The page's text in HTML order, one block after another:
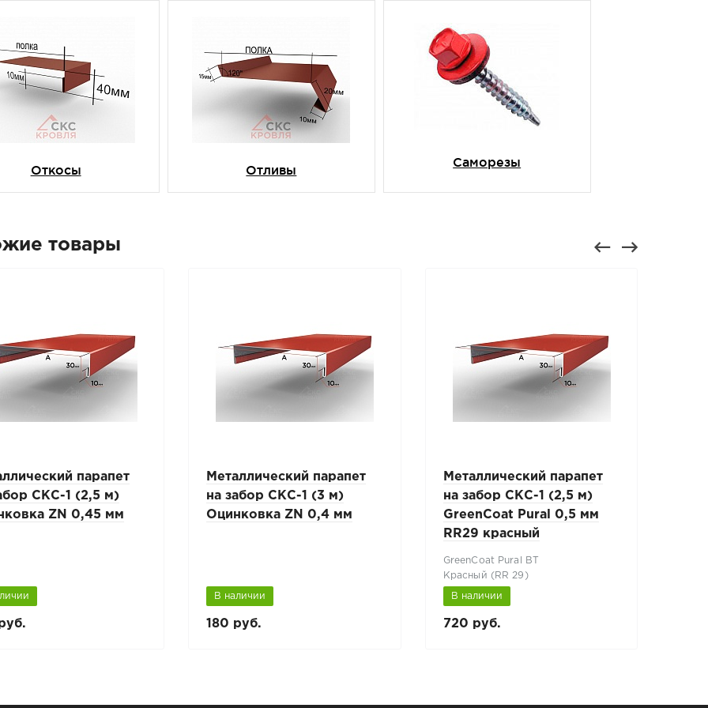
Откосы Отливы
Саморезы
товары
парапет
СКС-1 (2,5 м)
ZN 0,45 мм
Металлический парапет
на забор СКС-1 (3 м)
Оцинковка ZN 0,4 мм
В наличии
180 руб.
Металлический парапет
на забор СКС-1 (2,5 м)
GreenCoat Pural 0,5 мм
RR29 красный
GreenCoat Pural BT
Красный (RR 29)
В наличии
720 руб.